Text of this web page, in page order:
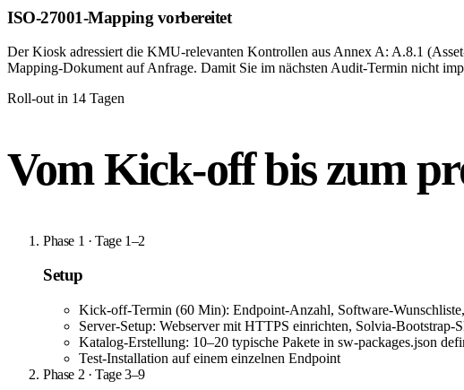
ISO-27001-Mapping vorbereitet
Der Kiosk adressiert die KMU-relevanten Kontrollen aus Annex A: A.8.1
Mapping-Dokument auf Anfrage. Damit Sie im nächsten Audit-Termin nicht
Roll-out in 14 Tagen
Vom Kick-off bis zum
Phase 1 · Tage 1–2
Setup
Kick-off-Termin (60 Min): Endpoint-Anzahl, Software-
Server-Setup: Webserver mit HTTPS einrichten, Solvia-Bootstrap-
Katalog-Erstellung: 10–20 typische Pakete in sw-packages.json
Test-Installation auf einem einzelnen Endpoint
Phase 2 · Tage 3–9